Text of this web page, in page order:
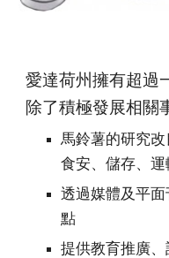
愛達荷州擁有超過
除了積極發展相關
馬鈴薯的研究改
食安、儲存、
透過媒體及平
點
提供教育推廣